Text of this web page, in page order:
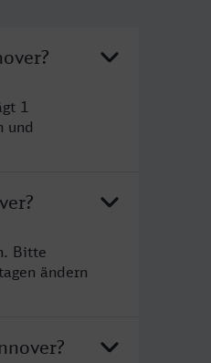
1
und
Bitte
ändern